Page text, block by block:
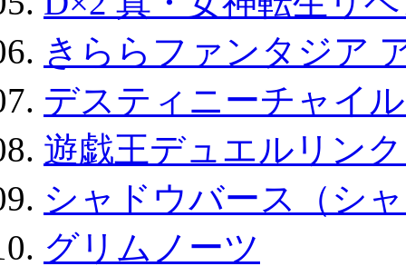
きららファンタジア
デスティニーチャイ
遊戯王デュエルリン
シャドウバース（シ
グリムノーツ